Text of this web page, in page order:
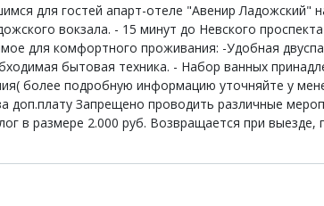
для гостей апарт-отеле "Авенир Ладожский"
вокзала. - 15 минут до Невского
для комфортного проживания: -Удобная
бытовая техника. - Набор ванных
более подробную информацию уточняйте у
доп.плату Запрещено проводить различные
в размере 2.000 руб. Возвращается при выезде,